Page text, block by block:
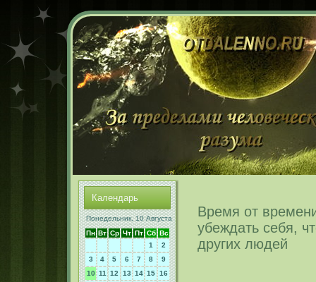
Календарь
Понедельник, 10 Августа
Пн Вт Ср Чт Пт Сб Вс
1
2
3
4 5 6 7 8
9
10 11 12 13 14 15 16
Время от
убеждать себя,
других людей